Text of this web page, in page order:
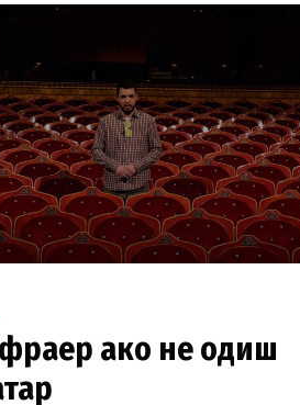
ако не одиш